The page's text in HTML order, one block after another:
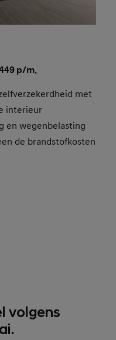
p/m.
met
interieur
en wegenbelasting
de brandstofkosten
volgens